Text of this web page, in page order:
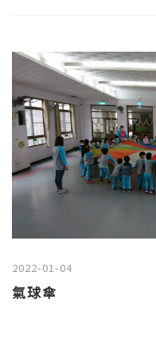
2022-01-04
氣球傘